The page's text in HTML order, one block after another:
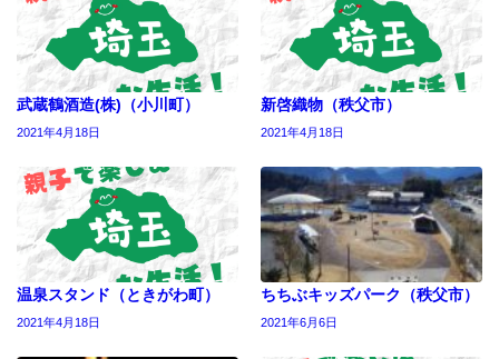
武蔵鶴酒造(株)（小川町）
2021年4月18日
新啓織物（秩父市）
2021年4月18日
温泉スタンド（ときがわ町）
2021年4月18日
ちちぶキッズパーク（秩父市）
2021年6月6日